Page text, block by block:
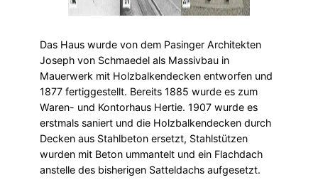
Das Haus wurde von dem Pasinger Architekten
Joseph von Schmaedel als Massivbau in
Mauerwerk mit Holzbalkendecken entworfen und
1877 fertiggestellt. Bereits 1885 wurde es zum
Waren- und Kontorhaus Hertie. 1907 wurde es
erstmals saniert und die Holzbalkendecken durch
Decken aus Stahlbeton ersetzt, Stahlstützen
wurden mit Beton ummantelt und ein Flachdach
anstelle des bisherigen Satteldachs aufgesetzt.